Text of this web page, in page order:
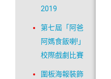
2019
第七屆「阿爸
阿媽食飯喇!」
校際戲劇比賽
圍板海報裝飾